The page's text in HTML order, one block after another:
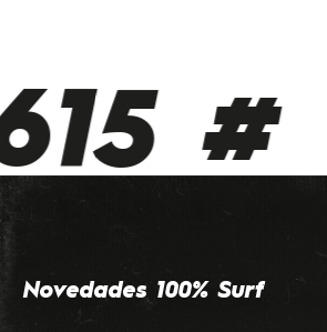
#
Novedades 100% Surf